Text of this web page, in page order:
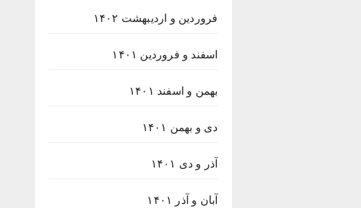
فروردین و اردیبهشت ۱۴۰۲
اسفند و فروردین ۱۴۰۱
بهمن و اسفند ۱۴۰۱
دی و بهمن ۱۴۰۱
آذر و دی ۱۴۰۱
آبان و آذر ۱۴۰۱